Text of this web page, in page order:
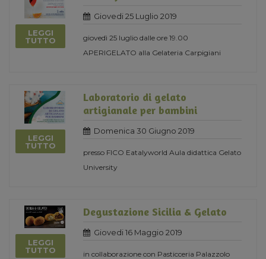
LEGGI
TUTTO
Giovedi 25 Luglio 2019
giovedì 25 luglio dalle ore 19.00
APERIGELATO alla Gelateria Carpigiani
LEGGI
TUTTO
Laboratorio di gelato
artigianale per bambini
Domenica 30 Giugno 2019
presso FICO Eatalyworld Aula didattica Gelato
University
LEGGI
TUTTO
Degustazione Sicilia & Gelato
Giovedi 16 Maggio 2019
in collaborazione con Pasticceria Palazzolo